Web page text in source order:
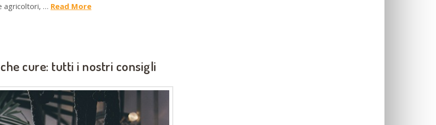
agricoltori, … Read More
cure: tutti i nostri consigli